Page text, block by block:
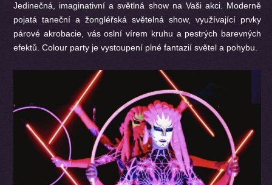
Jedinečná, imaginativní a světlná show na Vaši akci. Moderně
pojatá taneční a žongléřská světelná show, využívající prvky
párové akrobacie, vás oslní vírem kruhu a pestrých barevných
efektů. Colour party je vystoupení plné fantazií světel a pohybu.